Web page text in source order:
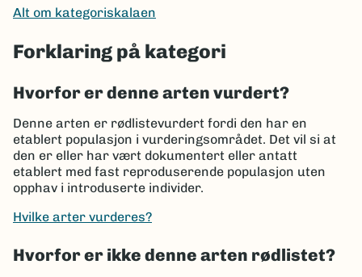
Alt om kategoriskalaen
Forklaring på kategori
Hvorfor er denne arten vurdert?
Denne arten er rødlistevurdert fordi den har en
etablert populasjon i vurderingsområdet. Det vil si at
den er eller har vært dokumentert eller antatt
etablert med fast reproduserende populasjon uten
opphav i introduserte individer.
Hvilke arter vurderes?
Hvorfor er ikke denne arten rødlistet?